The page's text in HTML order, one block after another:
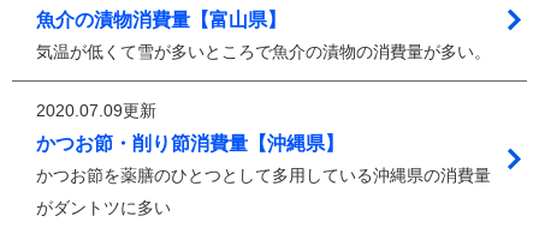
魚介の漬物消費量【富山県】
気温が低くて雪が多いところで魚介の漬物の消費量が多い。
2020.07.09更新
かつお節・削り節消費量【沖縄県】
かつお節を薬膳のひとつとして多用している沖縄県の消費量
がダントツに多い